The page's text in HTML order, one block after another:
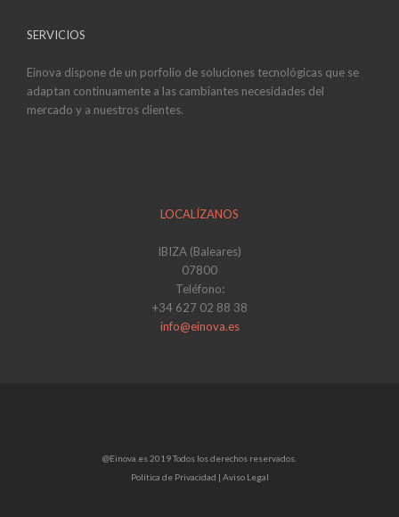
SERVICIOS
Einova dispone de un porfolio de soluciones tecnológicas que se
adaptan continuamente a las cambiantes necesidades del
mercado y a nuestros clientes.
LOCALÍZANOS
IBIZA (Baleares)
07800
Teléfono:
+34 627 02 88 38
info@einova.es
@Einova.es 2019 Todos los derechos reservados.
Política de Privacidad | Aviso Legal